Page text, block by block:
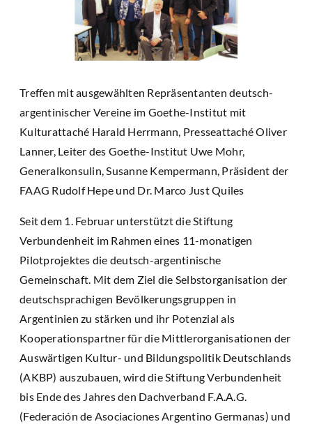
Treffen mit ausgewählten Repräsentanten deutsch-
argentinischer Vereine im Goethe-Institut mit
Kulturattaché Harald Herrmann, Presseattaché Oliver
Lanner, Leiter des Goethe-Institut Uwe Mohr,
Generalkonsulin, Susanne Kempermann, Präsident der
FAAG Rudolf Hepe und Dr. Marco Just Quiles
Seit dem 1. Februar unterstützt die Stiftung
Verbundenheit im Rahmen eines 11-monatigen
Pilotprojektes die deutsch-argentinische
Gemeinschaft. Mit dem Ziel die Selbstorganisation der
deutschsprachigen Bevölkerungsgruppen in
Argentinien zu stärken und ihr Potenzial als
Kooperationspartner für die Mittlerorganisationen der
Auswärtigen Kultur- und Bildungspolitik Deutschlands
(AKBP) auszubauen, wird die Stiftung Verbundenheit
bis Ende des Jahres den Dachverband F.A.A.G.
(Federación de Asociaciones Argentino Germanas) und